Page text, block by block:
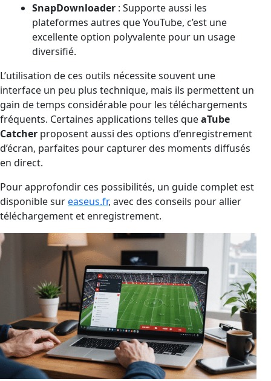
SnapDownloader: Supporte aussi les
plateformes autres que YouTube, c’est une
excellente option polyvalente pour un usage
diversifié.
L’utilisation de ces outils nécessite souvent une
interface un peu plus technique, mais ils permettent un
gain de temps considérable pour les téléchargements
fréquents. Certaines applications telles queaTube
Catcher proposent aussi des options d’enregistrement
d’écran, parfaites pour capturer des moments diffusés
en direct.
Pour approfondir ces possibilités, un guide complet est
disponible sureaseus.fr, avec des conseils pour allier
téléchargement et enregistrement.